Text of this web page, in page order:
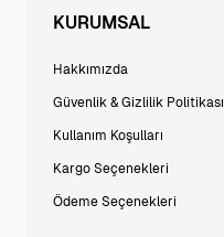
KURUMSAL
Hakkımızda
Güvenlik & Gizlilik Politikası
Kullanım Koşulları
Kargo Seçenekleri
Ödeme Seçenekleri